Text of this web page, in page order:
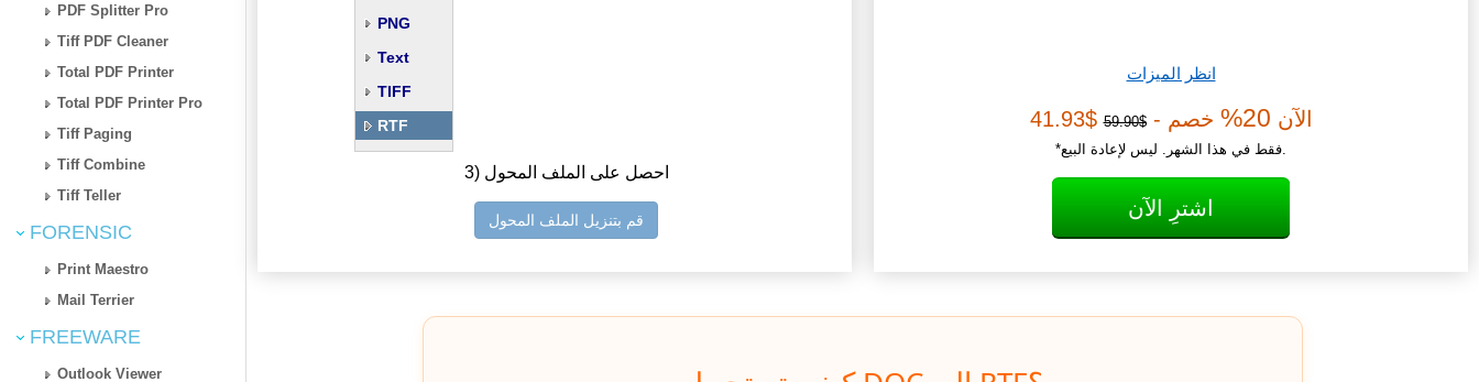
PDF Splitter Pro
Tiff PDF Cleaner
Total PDF Printer
Total PDF Printer Pro
Tiff Paging
Tiff Combine
Tiff Teller
FORENSIC
Print Maestro
Mail Terrier
FREEWARE
Outlook Viewer
PNG
Text
TIFF
RTF
3) احصل على الملف المحول
قم بتنزيل الملف المحول
انظر الميزات
الآن 20% خصم -$59.90
$41.93
*فقط في هذا الشهر. ليس لإعادة البيع.
اشترِ الآن